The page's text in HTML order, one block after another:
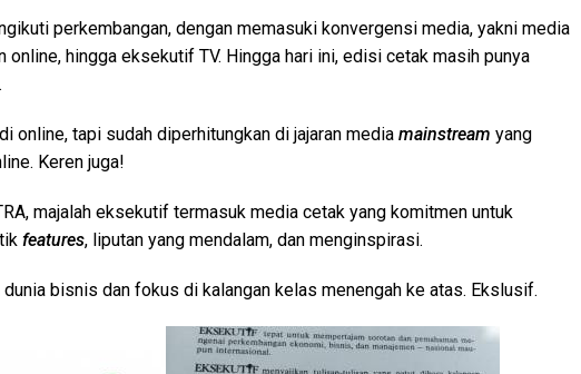
perkembangan, dengan memasuki konvergensi media, yakni media
online, hingga eksekutif TV. Hingga hari ini, edisi cetak masih punya
online, tapi sudah diperhitungkan di jajaran media mainstream yang
Keren juga!
majalah eksekutif termasuk media cetak yang komitmen untuk
features, liputan yang mendalam, dan menginspirasi.
bisnis dan fokus di kalangan kelas menengah ke atas. Ekslusif.